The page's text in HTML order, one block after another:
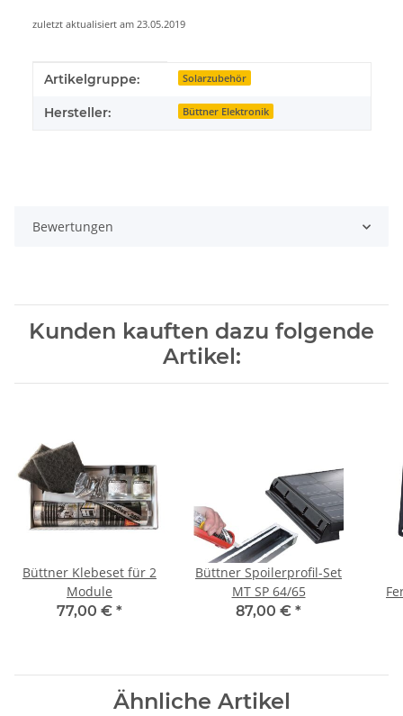
zuletzt aktualisiert am 23.05.2019
Produkteigenschaft
Wert
Artikelgruppe: Solarzubehör
Hersteller: Büttner Elektronik
Bewertungen
Kunden kauften dazu folgende
Artikel:
Büttner Klebeset für 2
Module
77,00 € *
Büttner Spoilerprofil-Set
MT SP 64/65
87,00 € *
Ähnliche Artikel